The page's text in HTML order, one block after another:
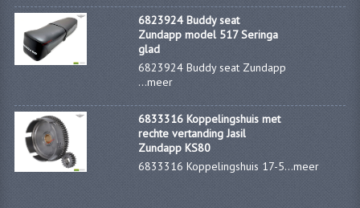
REVISIE 5 BAK VOET
REVISIE KS80/314 MOTORBLOK
REVISIE KS125/285 MOTORBLOK
OVERIG
WATERKOELING
6823924 Buddy seat
Zundapp model 517 Seringa
glad
6823924 Buddy seat Zundapp
...meer
6833316 Koppelingshuis met
rechte vertanding Jasil
Zundapp KS80
6833316 Koppelingshuis 17-5...meer